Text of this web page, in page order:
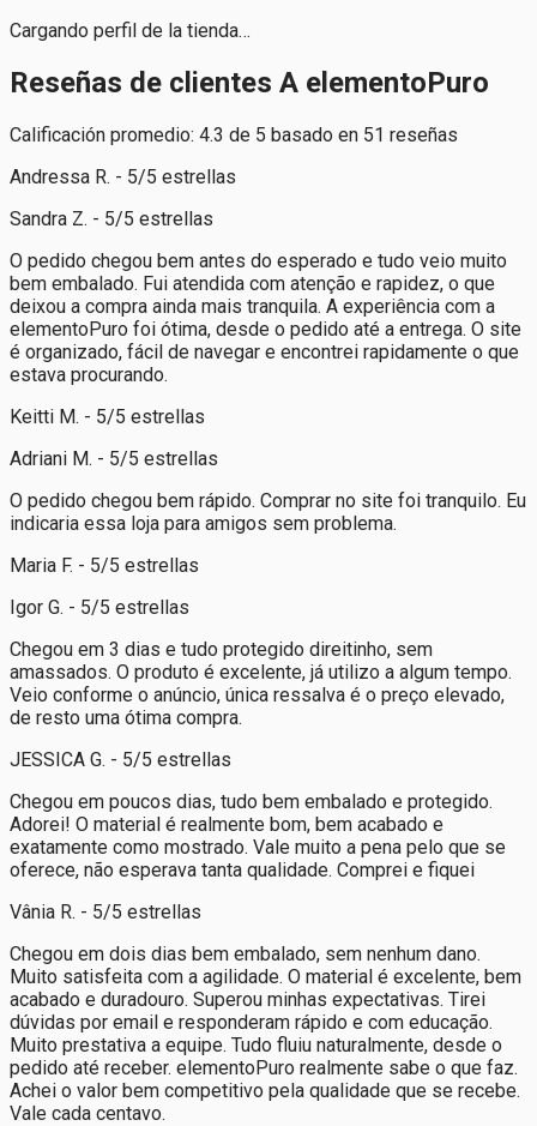
Cargando perfil de la tienda…
Reseñas de clientes A elementoPuro
Calificación promedio: 4.3 de 5 basado en 51 reseñas
Andressa R. - 5/5 estrellas
Sandra Z. - 5/5 estrellas
O pedido chegou bem antes do esperado e tudo veio muito
bem embalado. Fui atendida com atenção e rapidez, o que
deixou a compra ainda mais tranquila. A experiência com a
elementoPuro foi ótima, desde o pedido até a entrega. O site
é organizado, fácil de navegar e encontrei rapidamente o que
estava procurando.
Keitti M. - 5/5 estrellas
Adriani M. - 5/5 estrellas
O pedido chegou bem rápido. Comprar no site foi tranquilo. Eu
indicaria essa loja para amigos sem problema.
Maria F. - 5/5 estrellas
Igor G. - 5/5 estrellas
Chegou em 3 dias e tudo protegido direitinho, sem
amassados. O produto é excelente, já utilizo a algum tempo.
Veio conforme o anúncio, única ressalva é o preço elevado,
de resto uma ótima compra.
JESSICA G. - 5/5 estrellas
Chegou em poucos dias, tudo bem embalado e protegido.
Adorei! O material é realmente bom, bem acabado e
exatamente como mostrado. Vale muito a pena pelo que se
oferece, não esperava tanta qualidade. Comprei e fiquei
Vânia R. - 5/5 estrellas
Chegou em dois dias bem embalado, sem nenhum dano.
Muito satisfeita com a agilidade. O material é excelente, bem
acabado e duradouro. Superou minhas expectativas. Tirei
dúvidas por email e responderam rápido e com educação.
Muito prestativa a equipe. Tudo fluiu naturalmente, desde o
pedido até receber. elementoPuro realmente sabe o que faz.
Achei o valor bem competitivo pela qualidade que se recebe.
Vale cada centavo.